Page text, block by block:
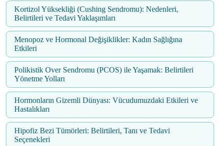
Kortizol Yüksekliği (Cushing Sendromu): Nedenleri,
Belirtileri ve Tedavi Yaklaşımları
Menopoz ve Hormonal Değişiklikler: Kadın Sağlığına
Etkileri
Polikistik Over Sendromu (PCOS) ile Yaşamak: Belirtileri
Yönetme Yolları
Hormonların Gizemli Dünyası: Vücudumuzdaki Etkileri ve
Hastalıkları
Hipofiz Bezi Tümörleri: Belirtileri, Tanı ve Tedavi
Seçenekleri